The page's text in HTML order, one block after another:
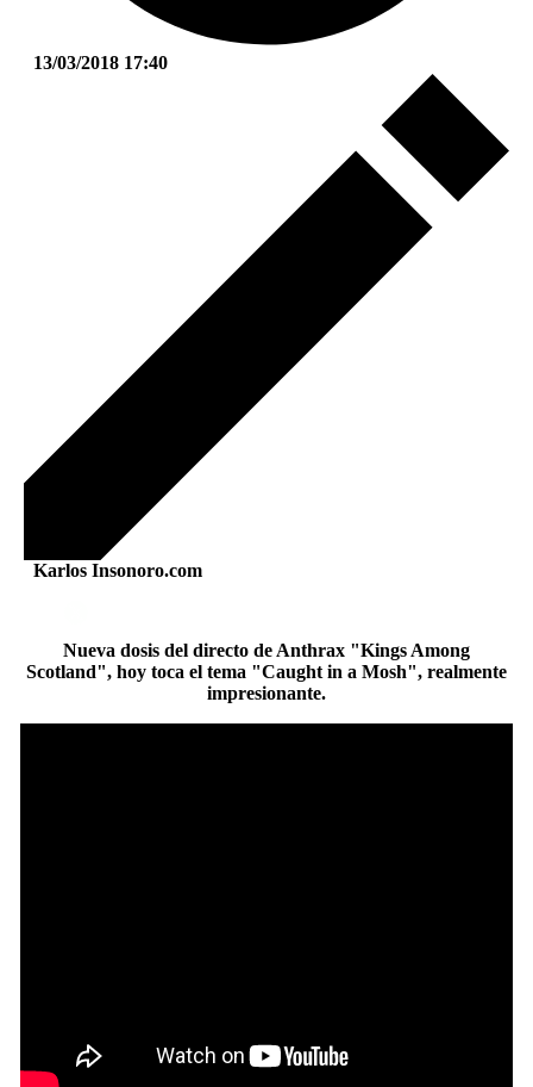
13/03/2018 17:40
Karlos Insonoro.com
Nueva dosis del directo de Anthrax "Kings Among
Scotland", hoy toca el tema "Caught in a Mosh", realmente
impresionante.